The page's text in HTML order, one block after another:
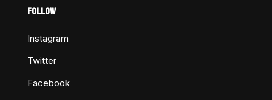
FOLLOW
Instagram
Twitter
Facebook